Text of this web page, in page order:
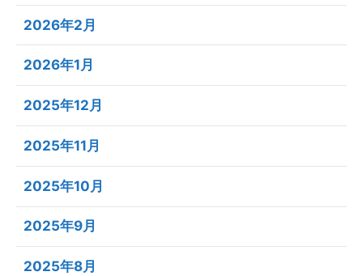
2026年2月
2026年1月
2025年12月
2025年11月
2025年10月
2025年9月
2025年8月